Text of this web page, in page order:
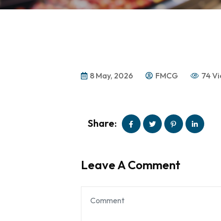
8 May, 2026 FMCG 74
Share:
Leave A Comment